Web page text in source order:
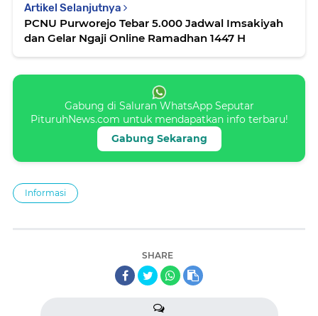
Artikel Selanjutnya
PCNU Purworejo Tebar 5.000 Jadwal Imsakiyah
dan Gelar Ngaji Online Ramadhan 1447 H
Gabung di Saluran WhatsApp Seputar
PituruhNews.com untuk mendapatkan info terbaru!
Gabung Sekarang
Informasi
SHARE